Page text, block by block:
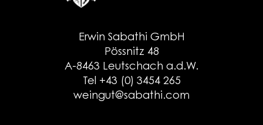
Erwin Sabathi GmbH
Pössnitz 48
A-8463 Leutschach a.d.W.
Tel +43 (0) 3454 265
weingut@sabathi.com